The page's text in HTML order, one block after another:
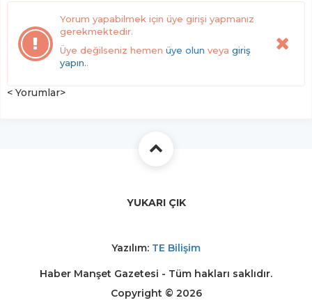
Yorum yapabilmek için üye girişi yapmanız
gerekmektedir.
Üye değilseniz hemen üye olun veya giriş
yapın..
< Yorumlar>
YUKARI ÇIK
Yazılım: TE Bilişim
Haber Manşet Gazetesi - Tüm hakları saklıdır.
Copyright © 2026